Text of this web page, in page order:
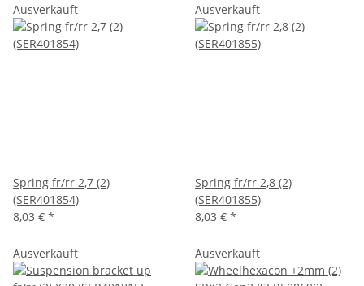
Ausverkauft
Spring fr/rr 2,7 (2)
(SER401854)
8,03 € *
Ausverkauft
Spring fr/rr 2,8 (2)
(SER401855)
8,03 € *
Ausverkauft Ausverkauft